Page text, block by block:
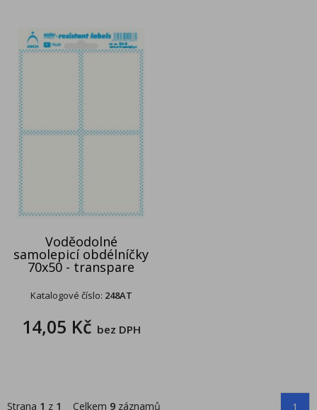
Voděodolné
samolepicí obdélníčky
70x50 - transpare
Katalogové číslo: 248AT
14,05 Kč bez DPH
Strana 1 z 1 Celkem 9 záznamů 1